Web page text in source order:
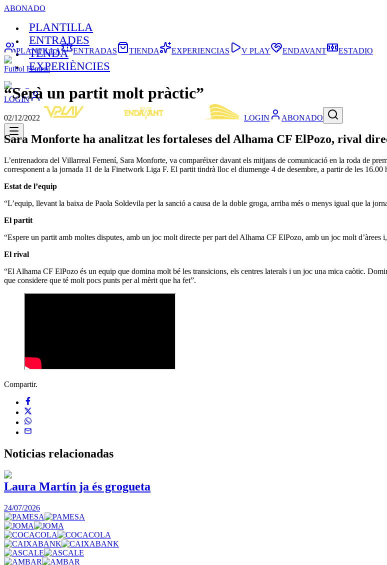
ABONADO
PLANTILLA
ENTRADES
TENDA
EXPERIÈNCIES
LOGIN
LOGIN ABONADO
PLANTILLA ENTRADAS TIENDA EXPERIENCIAS V PLAY ENDAVANT ESTADIO
Futbol Femení
“Serà un partit molt pràctic”
02/12/2022
Sara Monforte ha analitzat les fortaleses del Alhama CF ElPozo, rival
L’entrenadora del Villarreal Femení, Sara Monforte, va comparéixer davant els mitjans de comunicació en la roda de
corresponent a la jornada 11 de la Finetwork Liga F. El partit tindrà lloc el diumenge 4 de desembre, a partir de les 16.00
Estat de l’equip
“L’equip, llevant la baixa de Paola Soldevila per la sanció a causa de la doble groga, arriba més o menys igual que la
El partit
“Espere un partit amb moltes disputes, amb un joc molt directe per part del Alhama CF ElPozo, amb un joc molt
El rival
“El Alhama CF ElPozo és un equip que domina molt bé les transicions, els centres laterals i un joc una mica caòtic.
que considere que té molt pocs punts per al mèrit que ha fet”.
Compartir.
Noticias relacionadas
Laura Martín ja és grogueta
24/07/2026